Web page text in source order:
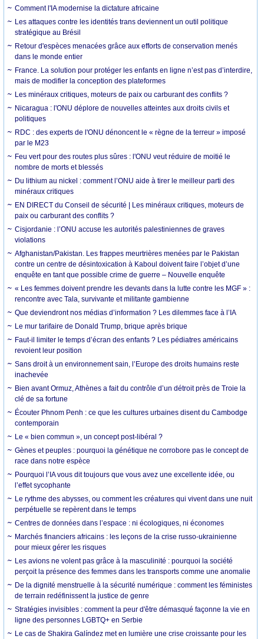
Comment l'IA modernise la dictature africaine
Les attaques contre les identités trans deviennent un outil politique
stratégique au Brésil
Retour d'espèces menacées grâce aux efforts de conservation menés
dans le monde entier
France. La solution pour protéger les enfants en ligne n’est pas d’interdire,
mais de modifier la conception des plateformes
Les minéraux critiques, moteurs de paix ou carburant des conflits ?
Nicaragua : l'ONU déplore de nouvelles atteintes aux droits civils et
politiques
RDC : des experts de l'ONU dénoncent le « règne de la terreur » imposé
par le M23
Feu vert pour des routes plus sûres : l'ONU veut réduire de moitié le
nombre de morts et blessés
Du lithium au nickel : comment l’ONU aide à tirer le meilleur parti des
minéraux critiques
EN DIRECT du Conseil de sécurité | Les minéraux critiques, moteurs de
paix ou carburant des conflits ?
Cisjordanie : l’ONU accuse les autorités palestiniennes de graves
violations
Afghanistan/Pakistan. Les frappes meurtrières menées par le Pakistan
contre un centre de désintoxication à Kaboul doivent faire l’objet d’une
enquête en tant que possible crime de guerre – Nouvelle enquête
« Les femmes doivent prendre les devants dans la lutte contre les MGF » :
rencontre avec Tala, survivante et militante gambienne
Que deviendront nos médias d’information ? Les dilemmes face à l’IA
Le mur tarifaire de Donald Trump, brique après brique
Faut-il limiter le temps d’écran des enfants ? Les pédiatres américains
revoient leur position
Sans droit à un environnement sain, l’Europe des droits humains reste
inachevée
Bien avant Ormuz, Athènes a fait du contrôle d’un détroit près de Troie la
clé de sa fortune
Écouter Phnom Penh : ce que les cultures urbaines disent du Cambodge
contemporain
Le « bien commun », un concept post-libéral ?
Gènes et peuples : pourquoi la génétique ne corrobore pas le concept de
race dans notre espèce
Pourquoi l’IA vous dit toujours que vous avez une excellente idée, ou
l’effet sycophante
Le rythme des abysses, ou comment les créatures qui vivent dans une nuit
perpétuelle se repèrent dans le temps
Centres de données dans l’espace : ni écologiques, ni économes
Marchés financiers africains : les leçons de la crise russo-ukrainienne
pour mieux gérer les risques
Les avions ne volent pas grâce à la masculinité : pourquoi la société
perçoit la présence des femmes dans les transports comme une anomalie
De la dignité menstruelle à la sécurité numérique : comment les féministes
de terrain redéfinissent la justice de genre
Stratégies invisibles : comment la peur d'être démasqué façonne la vie en
ligne des personnes LGBTQ+ en Serbie
Le cas de Shakira Galíndez met en lumière une crise croissante pour les